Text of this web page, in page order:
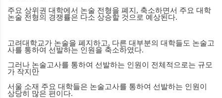
주요 상위권 대학에서 논술 전형을 폐지 , 축소하면서 주요 대학
논술 전형의 경쟁률은 다소 상승할 것으로 예상된다.
고려대학교가 논술을 폐지하고, 다른 대부분의 대학들도 논술고
사를 통하여 선발하는 인원을 축소하였다.
그러나 논술고사를 통하여 선발하는 인원이 전체적으로는 규모
가 작지만
서울 소재 주요 대학들은 논술고사를 통하여 선발하는 인원이
상당히 많은 편이다.